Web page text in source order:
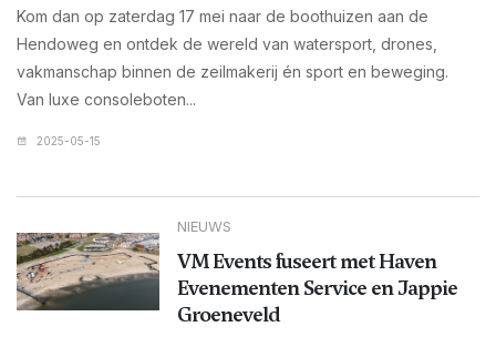
Kom dan op zaterdag 17 mei naar de boothuizen aan de
Hendoweg en ontdek de wereld van watersport, drones,
vakmanschap binnen de zeilmakerij én sport en beweging.
Van luxe consoleboten...
2025-05-15
NIEUWS
VM Events fuseert met Haven
Evenementen Service en Jappie
Groeneveld